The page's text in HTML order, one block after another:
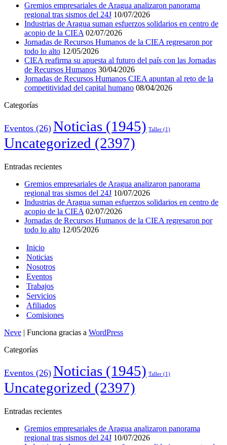
Gremios empresariales de Aragua analizaron panorama
regional tras sismos del 24J 10/07/2026
Industrias de Aragua suman esfuerzos solidarios en centro de
acopio de la CIEA 02/07/2026
Jornadas de Recursos Humanos de la CIEA regresaron por
todo lo alto 12/05/2026
CIEA reafirma su apuesta al futuro del país con las Jornadas
de Recursos Humanos 30/04/2026
Jornadas de Recursos Humanos CIEA apuntan al reto de la
competitividad del capital humano 08/04/2026
Categorías
Eventos (26) Noticias (1945) Taller (1)
Uncategorized (2397)
Entradas recientes
Gremios empresariales de Aragua analizaron panorama
regional tras sismos del 24J 10/07/2026
Industrias de Aragua suman esfuerzos solidarios en centro de
acopio de la CIEA 02/07/2026
Jornadas de Recursos Humanos de la CIEA regresaron por
todo lo alto 12/05/2026
Inicio
Noticias
Nosotros
Eventos
Trabajos
Servicios
Afiliados
Comisiones
Neve | Funciona gracias a WordPress
Categorías
Eventos (26) Noticias (1945) Taller (1)
Uncategorized (2397)
Entradas recientes
Gremios empresariales de Aragua analizaron panorama
regional tras sismos del 24J 10/07/2026